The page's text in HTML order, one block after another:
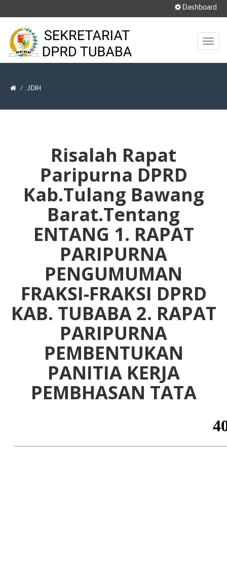
Dashboard
JDIH
Risalah Rapat
Paripurna DPRD
Kab.Tulang Bawang
Barat.Tentang
ENTANG 1. RAPAT
PARIPURNA
PENGUMUMAN
FRAKSI-FRAKSI DPRD
KAB. TUBABA 2. RAPAT
PARIPURNA
PEMBENTUKAN
PANITIA KERJA
PEMBHASAN TATA